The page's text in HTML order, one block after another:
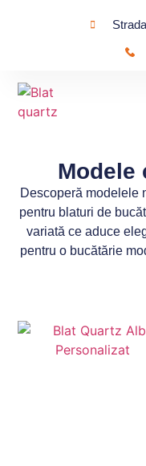
Modele
Descoperă modelele
pentru blaturi de
variată ce aduce
pentru o bucătărie